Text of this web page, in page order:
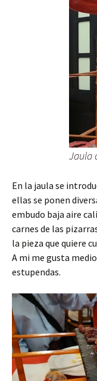
Jaula
En la jaula se
ellas se ponen
embudo baja aire
carnes de las
la pieza que quiere
A mi me gusta
estupendas.